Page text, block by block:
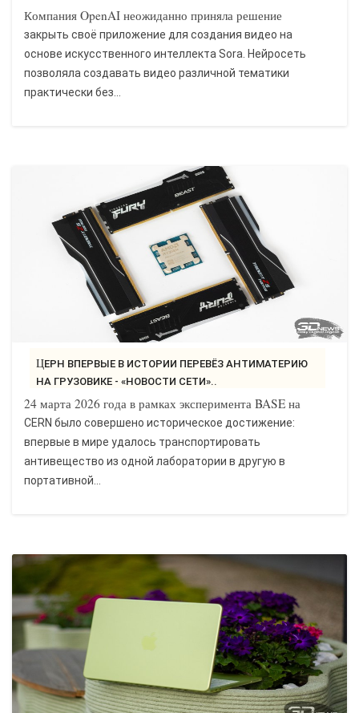
Компания OpenAI неожиданно приняла решение
закрыть своё приложение для создания видео на
основе искусственного интеллекта Sora. Нейросеть
позволяла создавать видео различной тематики
практически без...
ЦЕРН ВПЕРВЫЕ В ИСТОРИИ ПЕРЕВЁЗ АНТИМАТЕРИЮ
НА ГРУЗОВИКЕ - «НОВОСТИ СЕТИ»..
24 марта 2026 года в рамках эксперимента BASE на
CERN было совершено историческое достижение:
впервые в мире удалось транспортировать
антивещество из одной лаборатории в другую в
портативной...